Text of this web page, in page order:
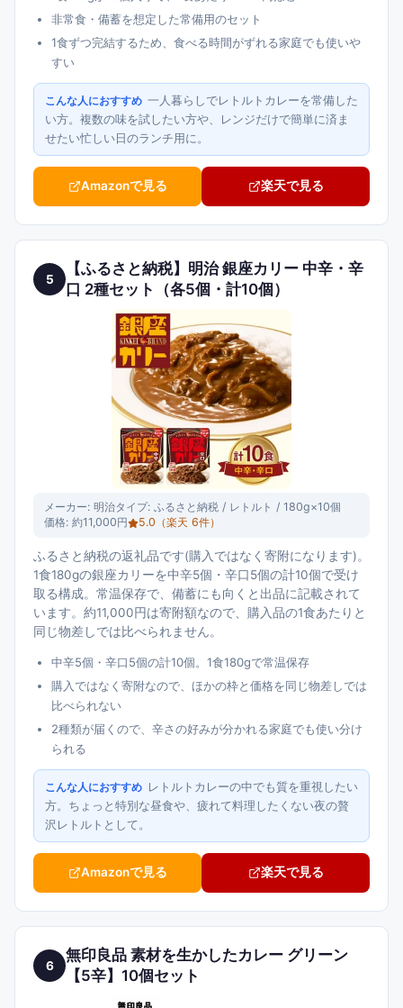
非常食・備蓄を想定した常備用のセット
1食ずつ完結するため、食べる時間がずれる家庭でも使いや
すい
こんな人におすすめ 一人暮らしでレトルトカレーを常備した
い方。複数の味を試したい方や、レンジだけで簡単に済ま
せたい忙しい日のランチ用に。
Amazonで見る 楽天で見る
5
【ふるさと納税】明治 銀座カリー 中辛・辛
口 2種セット（各5個・計10個）
メーカー: 明治タイプ: ふるさと納税 / レトルト / 180g×10個
価格: 約11,000円 5.0 （楽天 6件）
ふるさと納税の返礼品です(購入ではなく寄附になります)。
1食180gの銀座カリーを中辛5個・辛口5個の計10個で受け
取る構成。常温保存で、備蓄にも向くと出品に記載されて
います。約11,000円は寄附額なので、購入品の1食あたりと
同じ物差しでは比べられません。
中辛5個・辛口5個の計10個。1食180gで常温保存
購入ではなく寄附なので、ほかの枠と価格を同じ物差しでは
比べられない
2種類が届くので、辛さの好みが分かれる家庭でも使い分け
られる
こんな人におすすめ レトルトカレーの中でも質を重視したい
方。ちょっと特別な昼食や、疲れて料理したくない夜の贅
沢レトルトとして。
Amazonで見る 楽天で見る
6
無印良品 素材を生かしたカレー グリーン
【5辛】10個セット